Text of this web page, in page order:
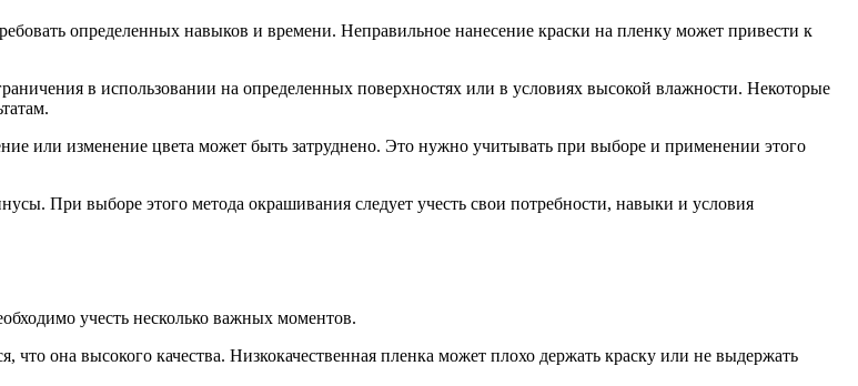
определенных навыков и времени. Неправильное нанесение краски на пленку может привести к
в использовании на определенных поверхностях или в условиях высокой влажности. Некоторые
или изменение цвета может быть затруднено. Это нужно учитывать при выборе и применении этого
При выборе этого метода окрашивания следует учесть свои потребности, навыки и условия
учесть несколько важных моментов.
что она высокого качества. Низкокачественная пленка может плохо держать краску или не выдержать